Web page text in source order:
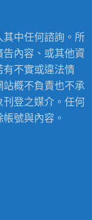
中任何諮詢。所
內容、或其他資
不實或違法情
概不負責也不承
登之媒介。任何
號與內容。